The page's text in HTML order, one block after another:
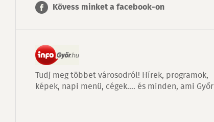
Kövess minket a facebook-on
Tudj meg többet városodról! Hírek, programok,
képek, napi menü, cégek…. és minden, ami Győr